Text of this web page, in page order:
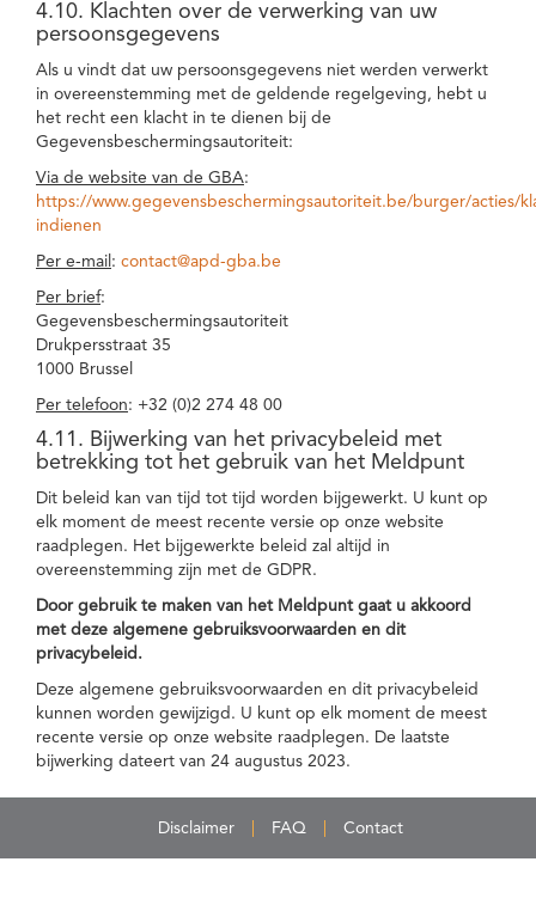
4.10. Klachten over de verwerking van uw
persoonsgegevens
Als u vindt dat uw persoonsgegevens niet werden verwerkt
in overeenstemming met de geldende regelgeving, hebt u
het recht een klacht in te dienen bij de
Gegevensbeschermingsautoriteit:
Via de website van de GBA:
https://www.gegevensbeschermingsautoriteit.be/burger/acties/
indienen
Per e-mail : contact@apd-gba.be
Per brief:
Gegevensbeschermingsautoriteit
Drukpersstraat 35
1000 Brussel
Per telefoon: +32 (0)2 274 48 00
4.11. Bijwerking van het privacybeleid met
betrekking tot het gebruik van het Meldpunt
Dit beleid kan van tijd tot tijd worden bijgewerkt. U kunt op
elk moment de meest recente versie op onze website
raadplegen. Het bijgewerkte beleid zal altijd in
overeenstemming zijn met de GDPR.
Door gebruik te maken van het Meldpunt gaat u akkoord
met deze algemene gebruiksvoorwaarden en dit
privacybeleid.
Deze algemene gebruiksvoorwaarden en dit privacybeleid
kunnen worden gewijzigd. U kunt op elk moment de meest
recente versie op onze website raadplegen. De laatste
bijwerking dateert van 24 augustus 2023.
Disclaimer FAQ Contact